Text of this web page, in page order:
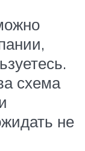
схема
не